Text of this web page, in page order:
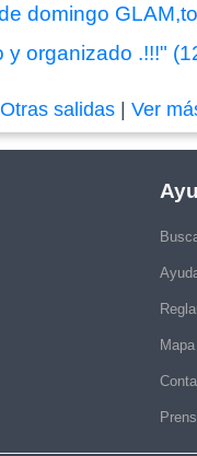
domingo
y organizado .!!!"
Otras salidas |Ver